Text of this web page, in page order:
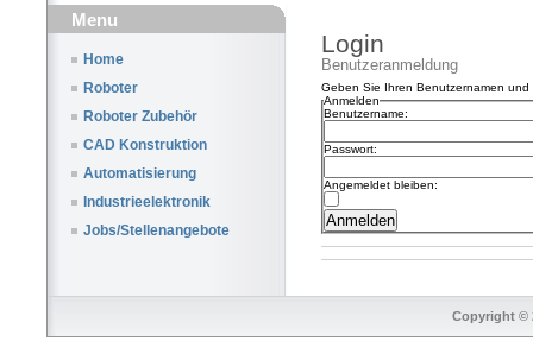
Menu
Home
Roboter
Roboter Zubehör
CAD Konstruktion
Automatisierung
Industrieelektronik
Jobs/Stellenangebote
Login
Benutzeranmeldung
Geben Sie Ihren Benutzernamen
Anmelden
Benutzername:
Passwort:
Angemeldet bleiben:
Copyright ©